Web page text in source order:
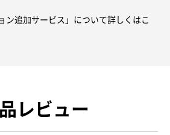
ン追加サービス」について詳しくはこ
レビュー